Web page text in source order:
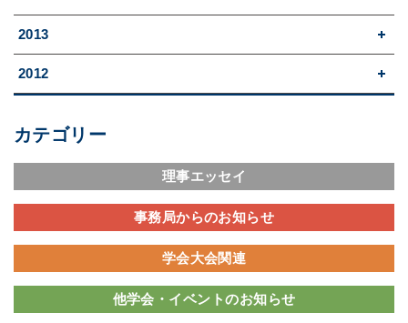
2013
2012
カテゴリー
理事エッセイ
事務局からのお知らせ
学会大会関連
他学会・イベントのお知らせ